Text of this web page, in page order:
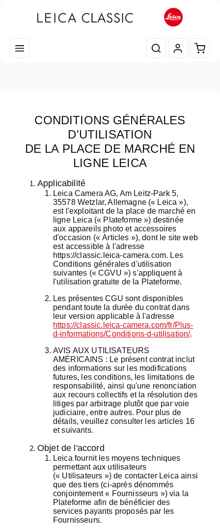
Le
CONDITIONS GÉNÉRALES
D'UTILISATION
DE LA PLACE DE MARCHÉ EN
LIGNE LEICA
Applicabilité
Leica Camera AG, Am Leitz-Park 5,
35578 Wetzlar, Allemagne (« Leica »),
est l'exploitant de la place de marché en
ligne Leica (« Plateforme ») destinée
aux appareils photo et accessoires
d'occasion («Articles »), dont le site web
est accessible à l'adresse
https://classic.leica-camera.com. Les
Conditions générales d'utilisation
suivantes («CGVU ») s'appliquent à
l'utilisation gratuite de la Plateforme.
Les présentes CGU sont disponibles
pendant toute la durée du contrat dans
leur version applicable à l'adresse
https://classic.leica-camera.com/fr/Plus-
d-informations/Conditions-d-utilisation/.
AVIS AUX UTILISATEURS
AMÉRICAINS : Le présent contrat inclut
des informations sur les modifications
futures, les conditions, les limitations de
responsabilité, ainsi qu'une renonciation
aux recours collectifs et la résolution des
litiges par arbitrage plutôt que par voie
judiciaire, entre autres. Pour plus de
détails, veuillez consulter les articles 16
et suivants.
Objet de l'accord
Leica fournit les moyens techniques
permettant aux utilisateurs
(« Utilisateurs ») de contacter Leica ainsi
que des tiers (ci-après dénommés
conjointement « Fournisseurs ») via la
Plateforme afin de bénéficier des
services payants proposés par les
Fournisseurs.